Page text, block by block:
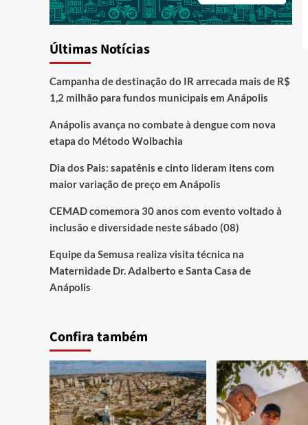
Últimas Notícias
Campanha de destinação do IR arrecada mais de R$
1,2 milhão para fundos municipais em Anápolis
Anápolis avança no combate à dengue com nova
etapa do Método Wolbachia
Dia dos Pais: sapatênis e cinto lideram itens com
maior variação de preço em Anápolis
CEMAD comemora 30 anos com evento voltado à
inclusão e diversidade neste sábado (08)
Equipe da Semusa realiza visita técnica na
Maternidade Dr. Adalberto e Santa Casa de
Anápolis
Confira também